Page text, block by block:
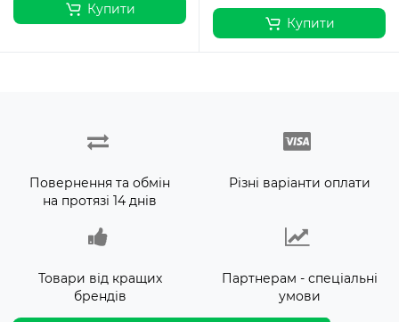
Купити
Купити
Повернення та обмін
на протязі 14 днів
Різні варіанти оплати
Товари від кращих
брендів
Партнерам - спеціальні
умови